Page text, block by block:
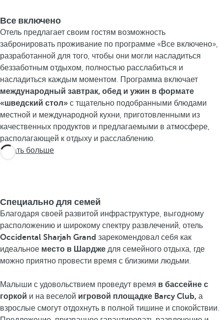
Все включено
Отель предлагает своим гостям возможность
забронировать проживание по программе «Все включено»,
разработанной для того, чтобы они могли насладиться
беззаботным отдыхом, полностью расслабиться и
насладиться каждым моментом. Программа включает
международный завтрак, обед и ужин в формате
«шведский стол» с тщательно подобранными блюдами
местной и международной кухни, приготовленными из
качественных продуктов и предлагаемыми в атмосфере,
располагающей к отдыху и расслаблению.
Узнать больше
Специально для семей
Благодаря своей развитой инфраструктуре, выгодному
расположению и широкому спектру развлечений, отель
Occidental Sharjah Grand зарекомендовал себя как
идеальное место в Шардже для семейного отдыха, где
можно приятно провести время с близкими людьми.
Малыши с удовольствием проведут время в бассейне с
горкой и на веселой игровой площадке Barcy Club, а
взрослые смогут отдохнуть в полной тишине и спокойствии.